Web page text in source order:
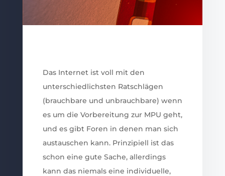
Das Internet ist voll mit den
unterschiedlichsten Ratschlägen
(brauchbare und unbrauchbare) wenn
es um die Vorbereitung zur MPU geht,
und es gibt Foren in denen man sich
austauschen kann. Prinzipiell ist das
schon eine gute Sache, allerdings
kann das niemals eine individuelle,